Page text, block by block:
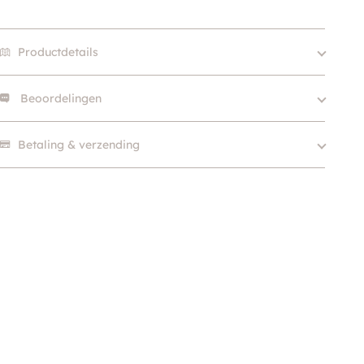
Productdetails
type
Hondgrootte
Klein (0 – 10kg)
Kleur
Merk
Trixie
Beoordelingen
Betaling & verzending